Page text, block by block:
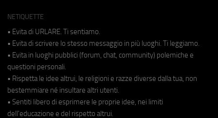
NETIQUETTE
• Evita di URLARE. Ti sentiamo.
• Evita di scrivere lo stesso messaggio in più luoghi. Ti leggiamo.
• Evita in luoghi pubblici (forum, chat, community) polemiche e
questioni personali.
• Rispetta le idee altrui, le religioni e razze diverse dalla tua, non
bestemmiare né insultare altri utenti.
• Sentiti libero di esprimere le proprie idee, nei limiti
dell'educazione e del rispetto altrui.